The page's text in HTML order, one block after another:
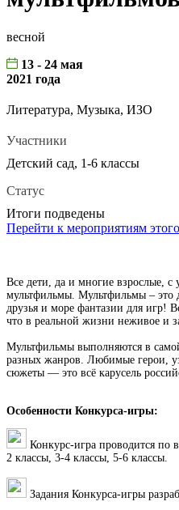
весной
13 - 24 мая
2021 года
Литература, Музыка, ИЗО
Участники
Детский сад, 1-6 классы
Статус
Итоги подведены
Перейти к мероприятиям
Все дети, да и многие взрослые, с
мультфильмы. Мультфильмы – это
друзья и море фантазии для игр!
что в реальной жизни неживое и
Мультфильмы выполняются в
разных жанров. Любимые герои,
сюжеты — это всё карусель
Особенности Конкурса-игры:
Конкурс-игра проводится по
2 классы, 3-4 классы, 5-6 классы.
Задания Конкурса-игры